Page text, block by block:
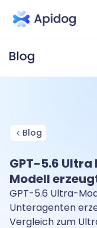
Blog
GPT-5.6 Ultra
Modell
GPT-5.6 Ultra-
Unteragenten
Vergleich zum